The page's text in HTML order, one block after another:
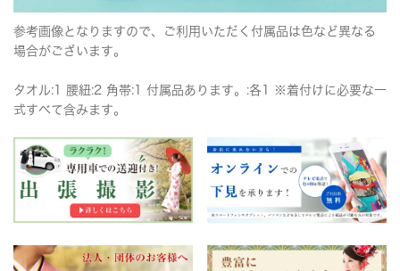
参考画像となりますので、ご利用いただく付属品は色など異なる
場合がございます。
タオル:1 腰紐:2 角帯:1 付属品あります。:各1 ※着付けに必要な一
式すべて含みます。